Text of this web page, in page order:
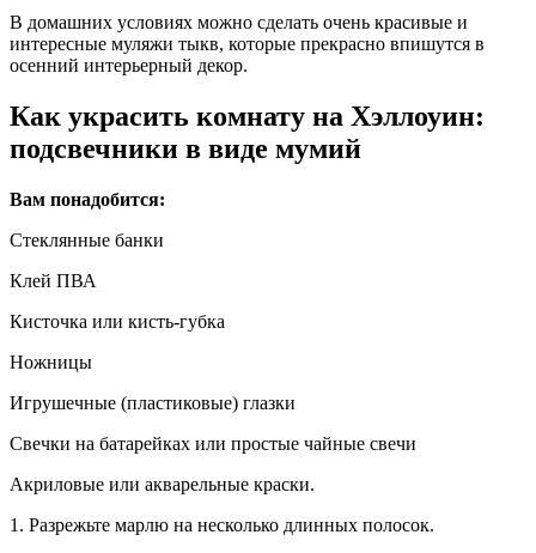
В домашних условиях можно сделать очень красивые и
интересные муляжи тыкв, которые прекрасно впишутся в
осенний интерьерный декор.
Как украсить комнату на Хэллоуин:
подсвечники в виде мумий
Вам понадобится:
Стеклянные банки
Клей ПВА
Кисточка или кисть-губка
Ножницы
Игрушечные (пластиковые) глазки
Свечки на батарейках или простые чайные свечи
Акриловые или акварельные краски.
1. Разрежьте марлю на несколько длинных полосок.